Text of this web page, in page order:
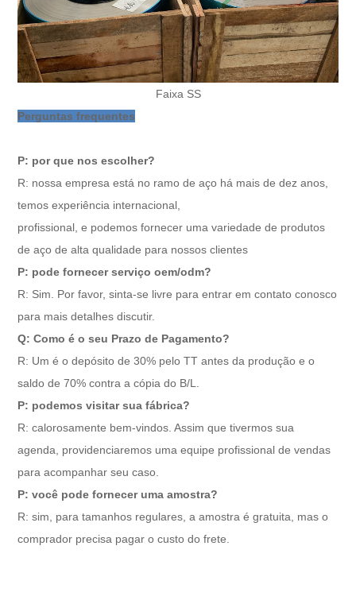
Faixa SS
Perguntas frequentes
P: por que nos escolher?
R: nossa empresa está no ramo de aço há mais de dez anos,
temos experiência internacional,
profissional, e podemos fornecer uma variedade de produtos
de aço de alta qualidade para nossos clientes
P: pode fornecer serviço oem/odm?
R: Sim. Por favor, sinta-se livre para entrar em contato conosco
para mais detalhes discutir.
Q: Como é o seu Prazo de Pagamento?
R: Um é o depósito de 30% pelo TT antes da produção e o
saldo de 70% contra a cópia do B/L.
P: podemos visitar sua fábrica?
R: calorosamente bem-vindos. Assim que tivermos sua
agenda, providenciaremos uma equipe profissional de vendas
para acompanhar seu caso.
P: você pode fornecer uma amostra?
R: sim, para tamanhos regulares, a amostra é gratuita, mas o
comprador precisa pagar o custo do frete.